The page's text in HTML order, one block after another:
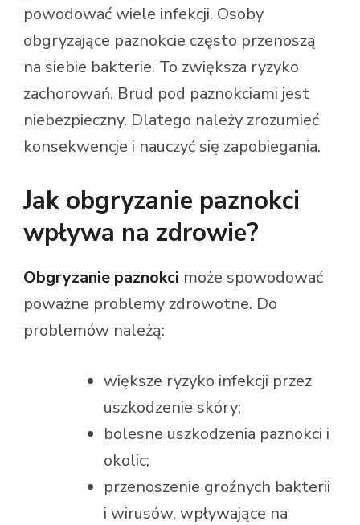
powodować wiele infekcji. Osoby
obgryzające paznokcie często przenoszą
na siebie bakterie. To zwiększa ryzyko
zachorowań. Brud pod paznokciami jest
niebezpieczny. Dlatego należy zrozumieć
konsekwencje i nauczyć się zapobiegania.
Jak obgryzanie paznokci
wpływa na zdrowie?
Obgryzanie paznokci może spowodować
poważne problemy zdrowotne. Do
problemów należą:
większe ryzyko infekcji przez
uszkodzenie skóry;
bolesne uszkodzenia paznokci i
okolic;
przenoszenie groźnych bakterii
i wirusów, wpływające na